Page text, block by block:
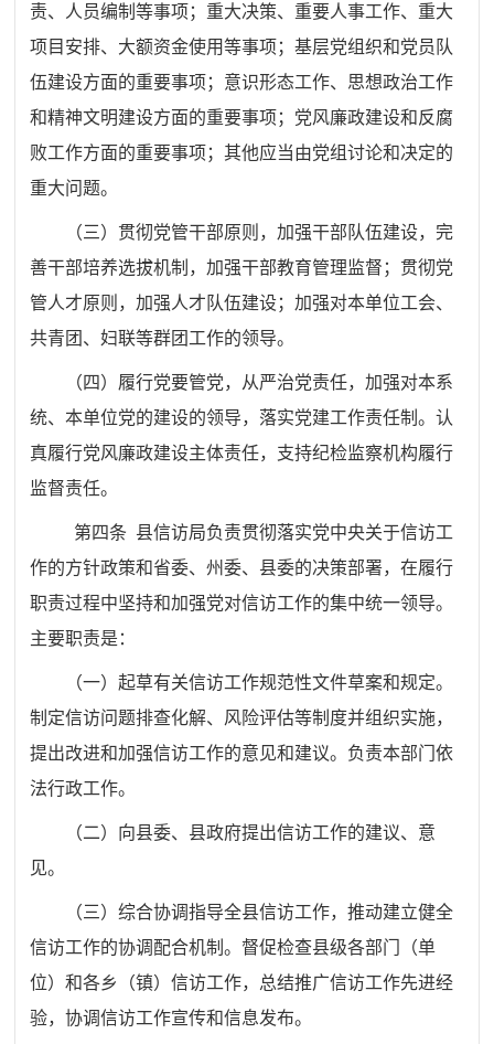
责、人员编制等事项；重大决策、重要人事工作、重大
项目安排、大额资金使用等事项；基层党组织和党员队
伍建设方面的重要事项；意识形态工作、思想政治工作
和精神文明建设方面的重要事项；党风廉政建设和反腐
败工作方面的重要事项；其他应当由党组讨论和决定的
重大问题。
（三）贯彻党管干部原则，加强干部队伍建设，完
善干部培养选拔机制，加强干部教育管理监督；贯彻党
管人才原则，加强人才队伍建设；加强对本单位工会、
共青团、妇联等群团工作的领导。
（四）履行党要管党，从严治党责任，加强对本系
统、本单位党的建设的领导，落实党建工作责任制。认
真履行党风廉政建设主体责任，支持纪检监察机构履行
监督责任。
第四条 县信访局负责贯彻落实党中央关于信访工
作的方针政策和省委、州委、县委的决策部署，在履行
职责过程中坚持和加强党对信访工作的集中统一领导。
主要职责是：
（一）起草有关信访工作规范性文件草案和规定。
制定信访问题排查化解、风险评估等制度并组织实施，
提出改进和加强信访工作的意见和建议。负责本部门依
法行政工作。
（二）向县委、县政府提出信访工作的建议、意
见。
（三）综合协调指导全县信访工作，推动建立健全
信访工作的协调配合机制。督促检查县级各部门（单
位）和各乡（镇）信访工作，总结推广信访工作先进经
验，协调信访工作宣传和信息发布。